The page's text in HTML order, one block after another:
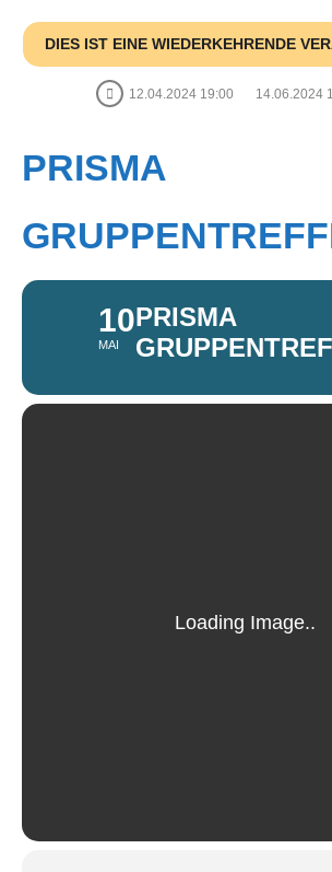
DIES IST EINE WIEDERKEHRENDE
12.04.2024 19:00 14.06.2024
PRISMA
10
MAI
PRISMA